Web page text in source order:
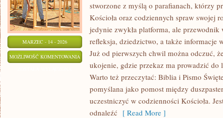
MARZEC - 14 - 2026
MOŻLIWOŚĆ KOMENTOWANIA MODLITWA
DUCHOWOŚĆ
stworzone z myślą o parafianach, którzy
Kościoła oraz codziennych spraw swojej
jedynie zwykła platforma, ale
refleksja, dziedzictwo, a także informacje
Już od pierwszych chwil można odczuć,
ukojenie, gdzie przekaz ma prowadzić
Warto też przeczytać: Biblia i Pismo
pomyślana jako pomost między
uczestniczyć w codzienności Kościoła.
odnaleźć [ Read More ]